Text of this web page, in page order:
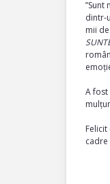
dintr-
mii
A